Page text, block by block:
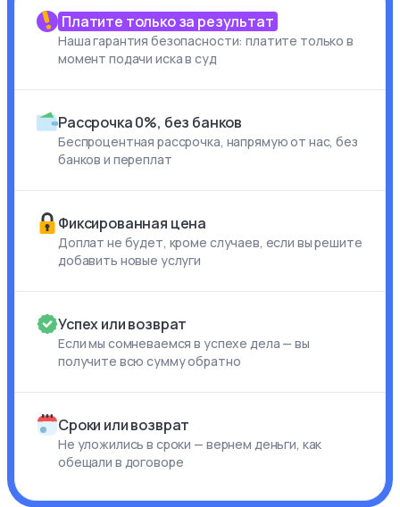
Платите только за результат
Наша гарантия безопасности: платите только в
момент подачи иска в суд
Рассрочка 0%, без банков
Беспроцентная рассрочка, напрямую от нас, без
банков и переплат
Фиксированная цена
Доплат не будет, кроме случаев, если вы решите
добавить новые услуги
Успех или возврат
Если мы сомневаемся в успехе дела — вы
получите всю сумму обратно
Сроки или возврат
Не уложились в сроки — вернем деньги, как
обещали в договоре